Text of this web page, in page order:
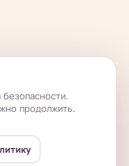
продолжить.